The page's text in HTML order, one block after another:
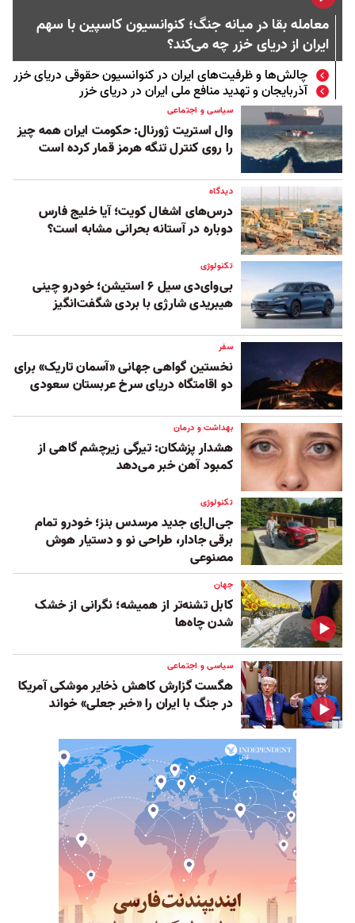
معامله بقا در میانه جنگ؛ کنوانسیون کاسپین با سهم
ایران از دریای خزر چه می‌کند؟
چالش‌ها و ظرفیت‌های ایران در کنوانسیون حقوقی دریای خزر
آذربایجان و تهدید منافع ملی ایران در دریای خزر
سیاسی و اجتماعی
وال استریت ژورنال: حکومت ایران همه چیز
را روی کنترل تنگه هرمز قمار کرده است
دیدگاه
درس‌های اشغال کویت؛ آیا خلیج فارس
دوباره در آستانه بحرانی مشابه است؟
تکنولوژی
بی‌وای‌دی سیل ۶ استیشن؛ خودرو چینی
هیبریدی شارژی با بردی شگفت‌انگیز
سفر
نخستین گواهی جهانی «آسمان تاریک» برای
دو اقامتگاه دریای سرخ عربستان سعودی
بهداشت و درمان
هشدار پزشکان: تیرگی زیرچشم گاهی از
کمبود آهن خبر می‌دهد
تکنولوژی
جی‌ال‌اِی جدید مرسدس بنز؛ خودرو تمام
برقی جادار، طراحی نو و دستیار هوش
مصنوعی
جهان
کابل تشنه‌تر از همیشه؛ نگرانی از خشک‌
شدن چاه‌ها
سیاسی و اجتماعی
هگست گزارش کاهش ذخایر موشکی آمریکا
در جنگ با ایران را «خبر جعلی» خواند